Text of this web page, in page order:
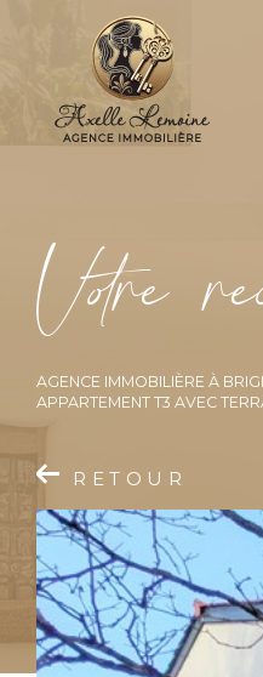
Vore re
AGENCE IMMOBILIÈRE À
APPARTEMENT T3 AVEC
RETOUR